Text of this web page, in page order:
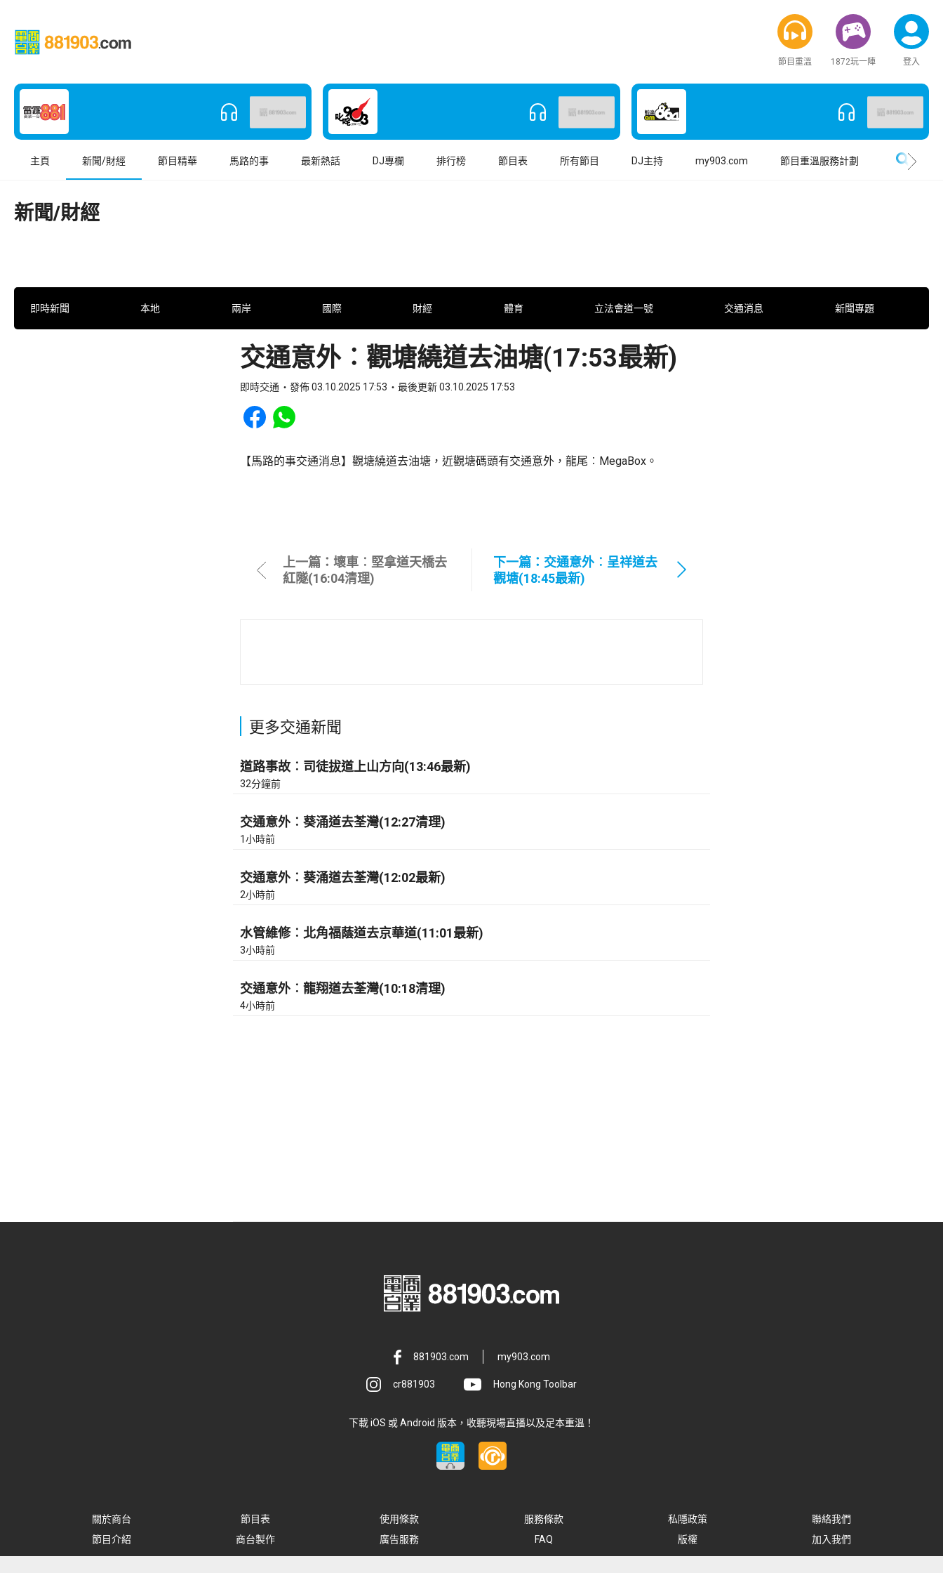
節目重溫 1872玩一陣 登入
主頁 新聞/財經 節目精華 馬路的事 最新熱話 DJ專欄 排行榜 節目表 所有節目 DJ主持 my903.com 節目重溫服務計劃
新聞/財經
即時新聞 本地 兩岸 國際 財經 體育 立法會道一號 交通消息 新聞專題
交通意外︰觀塘繞道去油塘(17:53最新)
即時交通 發佈 03.10.2025 17:53 最後更新 03.10.2025 17:53
Share to Facebook
Share to WhatsApp
【馬路的事交通消息】觀塘繞道去油塘，近觀塘碼頭有交通意外，龍尾︰MegaBox。
上一篇：壞車︰堅拿道天橋去
紅隧(16:04清理)
下一篇：交通意外︰呈祥道去
觀塘(18:45最新)
更多交通新聞
道路事故︰司徒拔道上山方向(13:46最新)
32分鐘前
交通意外︰葵涌道去荃灣(12:27清理)
1小時前
交通意外︰葵涌道去荃灣(12:02最新)
2小時前
水管維修︰北角福蔭道去京華道(11:01最新)
3小時前
交通意外︰龍翔道去荃灣(10:18清理)
4小時前
881903.com my903.com
cr881903 Hong Kong Toolbar
下載 iOS 或 Android 版本，收聽現場直播以及足本重溫！
關於商台 節目表 使用條款 服務條款 私隱政策
聯絡我們
節目介紹
商台製作 廣告服務 FAQ 版權 加入我們